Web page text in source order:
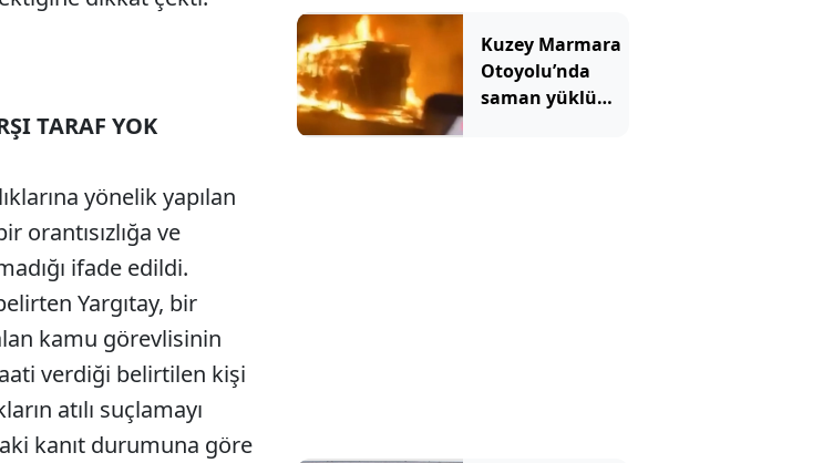
TARAF YOK
yönelik yapılan
orantısızlığa ve
ifade edildi.
Yargıtay, bir
kamu görevlisinin
verdiği belirtilen kişi
atılı suçlamayı
kanıt durumuna göre
Partili vekilin
üzerine yürüdü
Kuzey Marmara
Otoyolu’nda
saman yüklü